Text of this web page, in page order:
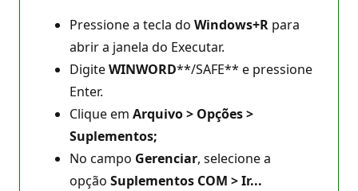
Pressione a tecla do Windows+R para
abrir a janela do Executar.
DigiteWINWORD**/SAFE** e pressione
Enter.
Clique em Arquivo > Opções >
Suplementos;
No campo Gerenciar, selecione a
opção Suplementos COM > Ir...